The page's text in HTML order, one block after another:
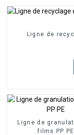
Ligne de
Ligne de
films PP PE